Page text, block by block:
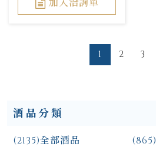
加入洽詢單
1 2 3
酒品分類
全部酒品
(2135) (865)